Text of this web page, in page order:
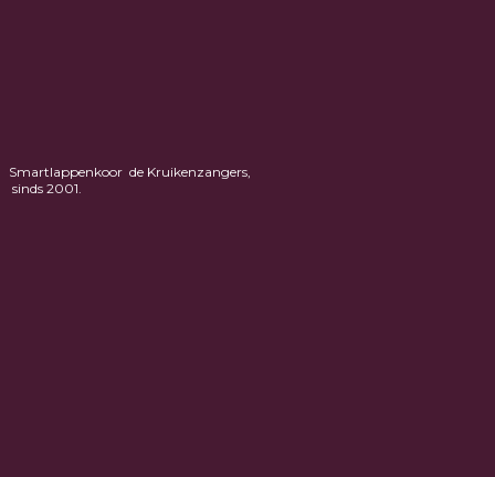
Smartlappenkoor de Kruikenzangers,
sinds 2001.